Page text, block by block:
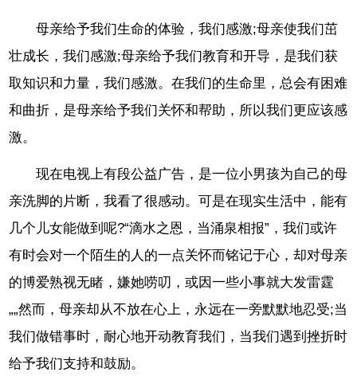
母亲给予我们生命的体验，我们感激;母亲使我们茁
壮成长，我们感激;母亲给予我们教育和开导，是我们获
取知识和力量，我们感激。在我们的生命里，总会有困难
和曲折，是母亲给予我们关怀和帮助，所以我们更应该感
激。
现在电视上有段公益广告，是一位小男孩为自己的母
亲洗脚的片断，我看了很感动。可是在现实生活中，能有
几个儿女能做到呢?“滴水之恩，当涌泉相报”，我们或许
有时会对一个陌生的人的一点关怀而铭记于心，却对母亲
的博爱熟视无睹，嫌她唠叨，或因一些小事就大发雷霆
„„然而，母亲却从不放在心上，永远在一旁默默地忍受;当
我们做错事时，耐心地开动教育我们，当我们遇到挫折时
给予我们支持和鼓励。